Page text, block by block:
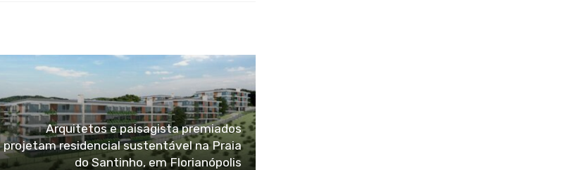
Arquitetos e paisagista premiados
projetam residencial sustentável na Praia
do Santinho, em Florianópolis